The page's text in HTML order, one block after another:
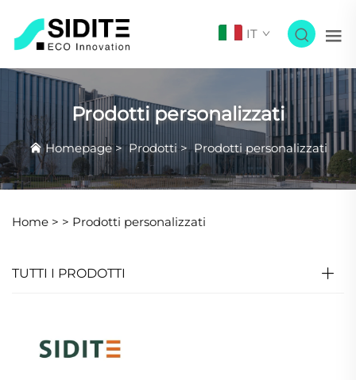
IT
Prodotti personalizzati
Homepage>Prodotti>Prodotti personalizzati
Home > > Prodotti personalizzati
TUTTI I PRODOTTI